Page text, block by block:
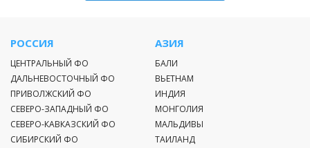
РОССИЯ
ЦЕНТРАЛЬНЫЙ ФО
ДАЛЬНЕВОСТОЧНЫЙ ФО
ПРИВОЛЖСКИЙ ФО
СЕВЕРО-ЗАПАДНЫЙ ФО
СЕВЕРО-КАВКАЗСКИЙ ФО
СИБИРСКИЙ ФО
АЗИЯ
БАЛИ
ВЬЕТНАМ
ИНДИЯ
МОНГОЛИЯ
МАЛЬДИВЫ
ТАИЛАНД